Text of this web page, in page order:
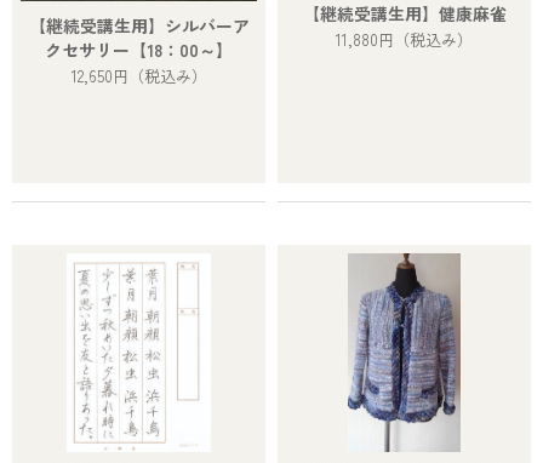
【継続受講生用】シルバーア
クセサリー【18：00～】
12,650円 （税込み）
【継続受講生用】健康麻雀
11,880円 （税込み）